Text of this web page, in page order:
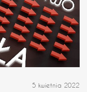
5 kwietnia 2022